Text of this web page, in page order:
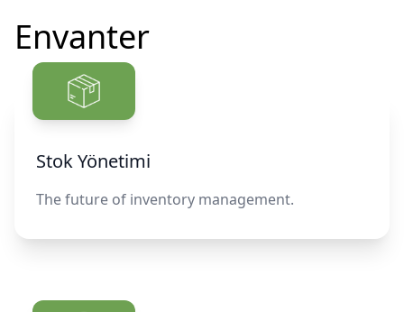
Envanter
Stok Yönetimi
The future of inventory management.